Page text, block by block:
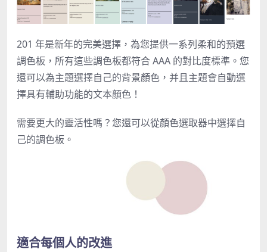
201 年是新年的完美選擇，為您提供一系列柔和的預選
調色板，所有這些調色板都符合 AAA 的對比度標準。您
還可以為主題選擇自己的背景顏色，并且主題會自動選
擇具有輔助功能的文本顏色！
需要更大的靈活性嗎？您還可以從顏色選取器中選擇自
己的調色板。
適合每個人的改進